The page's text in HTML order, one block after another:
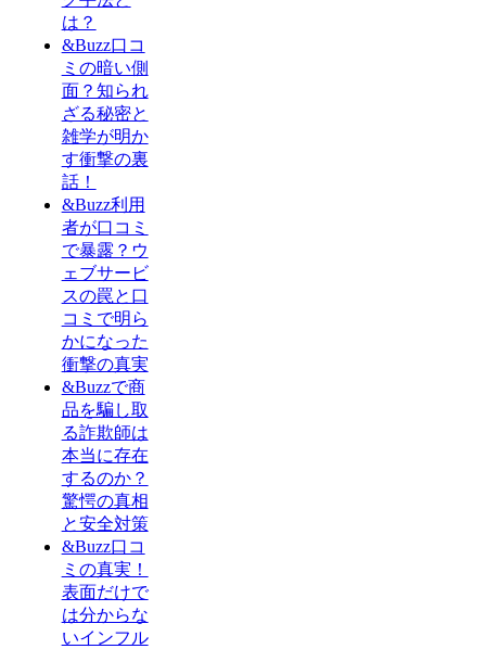
は？
&Buzz口コ
ミの暗い側
面？知られ
ざる秘密と
雑学が明か
す衝撃の裏
話！
&Buzz利用
者が口コミ
で暴露？ウ
ェブサービ
スの罠と口
コミで明ら
かになった
衝撃の真実
&Buzzで商
品を騙し取
る詐欺師は
本当に存在
するのか？
驚愕の真相
と安全対策
&Buzz口コ
ミの真実！
表面だけで
は分からな
いインフル